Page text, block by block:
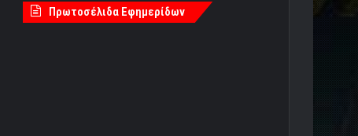
Πρωτοσέλιδα Εφημερίδων